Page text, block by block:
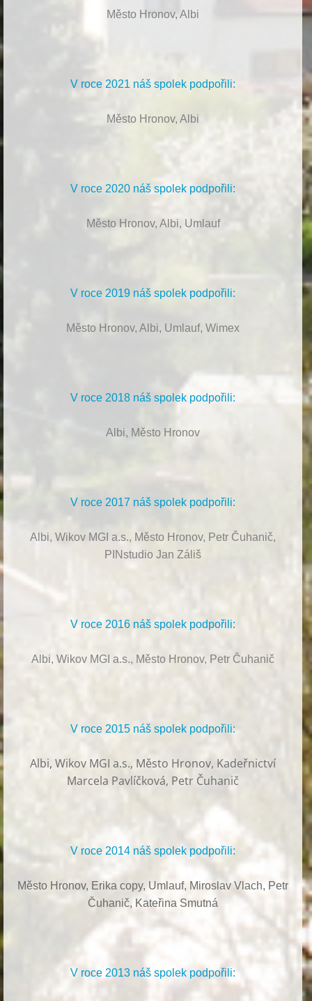
Město Hronov, Albi
V roce 2021 náš spolek podpořili:
Město Hronov, Albi
V roce 2020 náš spolek podpořili:
Město Hronov, Albi, Umlauf
V roce 2019 náš spolek podpořili:
Město Hronov, Albi, Umlauf, Wimex
V roce 2018 náš spolek podpořili:
Albi, Město Hronov
V roce 2017 náš spolek podpořili:
Albi, Wikov MGI a.s., Město Hronov, Petr Čuhanič,
PINstudio Jan Záliš
V roce 2016 náš spolek podpořili:
Albi, Wikov MGI a.s., Město Hronov, Petr Čuhanič
V roce 2015 náš spolek podpořili:
Albi,Wikov MGI a.s., Město Hronov, Kadeřnictví
Marcela Pavlíčková, Petr Čuhanič
V roce 2014 náš spolek podpořili:
Město Hronov, Erika copy, Umlauf, Miroslav Vlach, Petr
Čuhanič, Kateřina Smutná
V roce 2013 náš spolek podpořili: